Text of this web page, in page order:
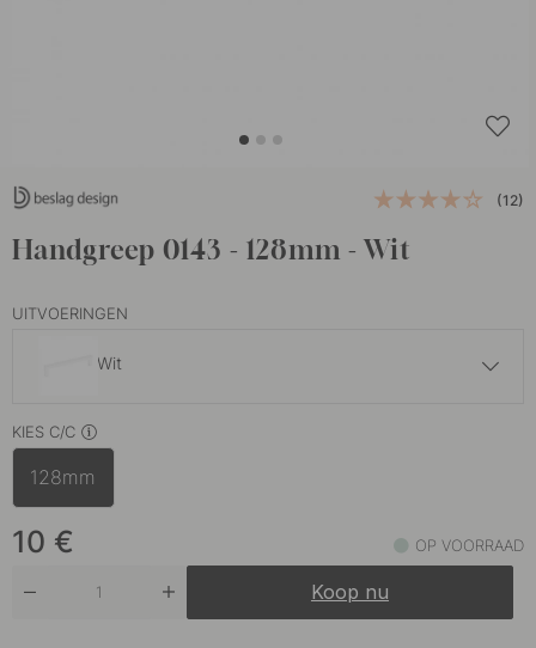
(12)
Handgreep 0143 - 128mm - Wit
UITVOERINGEN
Wit
Chroom
Geborsteld Messing
KIES C/C
128mm
10 € OP VOORRAAD
Koop nu